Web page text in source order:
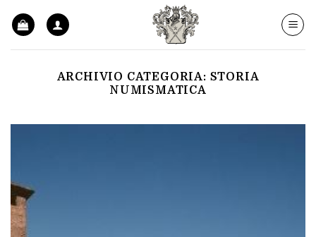
ARCHIVIO CATEGORIA: STORIA
NUMISMATICA